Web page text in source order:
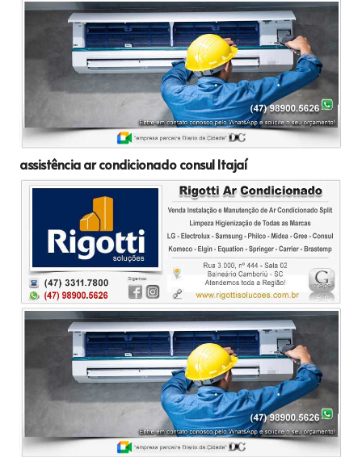
assistência ar condicionado consul Itajaí